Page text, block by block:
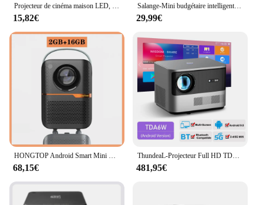
15,82€
Salange-Mini budgétaire intelligent M10, portable, sans fil, WIFI, même écran, Samsung, Android, Apple, Home Cinema, prise en charge 1080P
29,99€
68,15€
ThundeaL-Projecteur Full HD TDA6, 1080P, 2K, 4K, Home Cinéma, Mise au point automatique, WiFi 5G, Android, Projecteur portable 3D
481,95€